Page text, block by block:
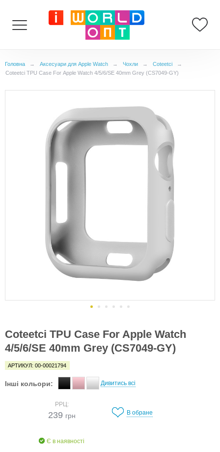
Головна → Аксесуари для Apple Watch → Чохли → Coteetci
→
Coteetci TPU Case For Apple Watch 4/5/6/SE 40mm Grey (CS7049-GY)
Coteetci TPU Case For Apple Watch
4/5/6/SE 40mm Grey (CS7049-GY)
АРТИКУЛ: 00-00021794
Інші кольори: Дивитись всі
РРЦ:
239 грн
Є в наявності
В обране